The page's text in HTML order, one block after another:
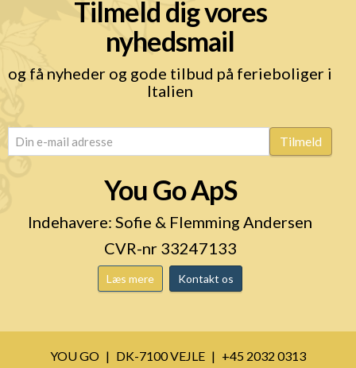
Tilmeld dig vores
nyhedsmail
og få nyheder og gode tilbud på ferieboliger i
Italien
email (Påkrævet) Tilmeld
You Go ApS
Indehavere: Sofie & Flemming Andersen
CVR-nr 33247133
Læs mere Kontakt os
YOU GO DK-7100 VEJLE
+45 2032 0313